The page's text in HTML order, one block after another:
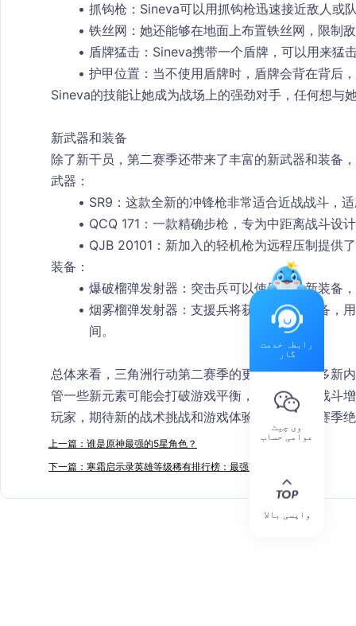
抓钩枪：Sineva可以用抓钩枪迅速接近敌人或
铁丝网 ：她还能够在地面上布置铁丝网，限制
盾牌猛击：Sineva携带一个盾牌，可以用来猛
护甲位置 ：当不使用盾牌时，盾牌会背在背后
Sineva的技能让她成为战场上的强劲对手，任何想与
新武器和装备
除了新干员，第二赛季还带来了丰富的新武器和装备
武器：
SR9 ：这款全新的冲锋枪非常适合近战战斗，
QCQ 171 ：一款精确步枪，专为中距离战斗设
QJB 20101 ：新加入的轻机枪为远程压制提供
装备：
爆破榴弹发射器 ：突击兵可以使用这款新装备
烟雾榴弹发射器 ：支援兵将获得这款新装备，
间。
总体来看，三角洲行动第二赛季的更新带来了许多新
管一些新元素可能会打破游戏平衡，但它们也为战斗
玩家，期待新的战术挑战和游戏体验，那么第二赛季
上一篇：谁是原神最强的5星角色？
下一篇：寒霜启示录英雄等级稀有排行榜：最强英雄一览
رابطہ خدمت
گار
وی چیٹ
عوامی حساب
واپسی بالا